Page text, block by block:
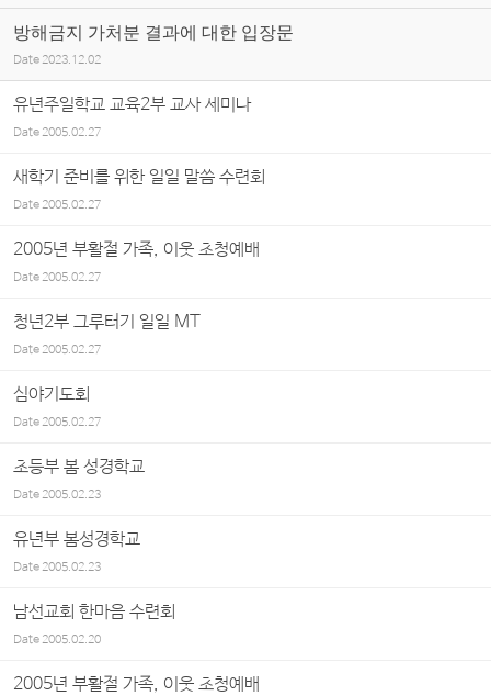
방해금지 가처분 결과에 대한 입장문
Date 2023.12.02
유년주일학교 교육2부 교사 세미나
Date2005.02.27
새학기 준비를 위한 일일 말씀 수련회
Date2005.02.27
2005년 부활절 가족, 이웃 초청예배
Date2005.02.27
청년2부 그루터기 일일 MT
Date2005.02.27
심야기도회
Date2005.02.27
초등부 봄 성경학교
Date2005.02.23
유년부 봄성경학교
Date2005.02.23
남선교회 한마음 수련회
Date2005.02.20
2005년 부활절 가족, 이웃 초청예배